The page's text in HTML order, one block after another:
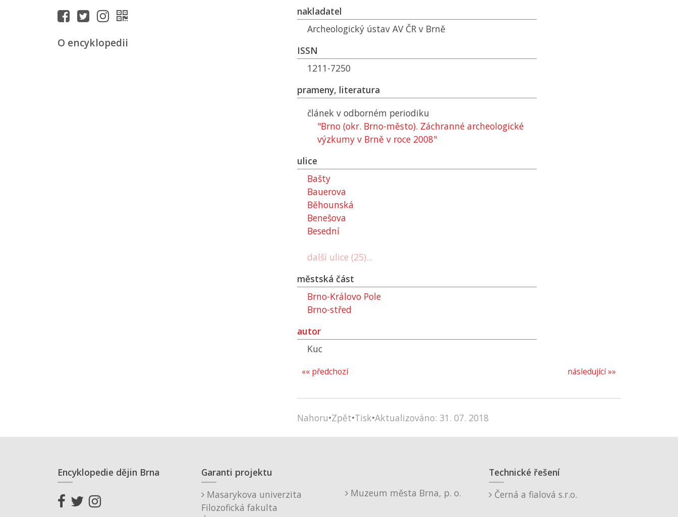
O encyklopedii
nakladatel
Archeologický ústav AV ČR v Brně
ISSN
1211-7250
prameny, literatura
článek v odborném periodiku
"Brno (okr. Brno-město). Záchranné archeologické
výzkumy v Brně v roce 2008"
ulice
Bašty
Bauerova
Běhounská
Benešova
Besední
další ulice (25)...
městská část
Brno-Královo Pole
Brno-střed
autor
Kuc
následující »»
«« předchozí
Nahoru•Zpět•Tisk•Aktualizováno: 31. 07. 2018
Encyklopedie dějin Brna
Garanti projektu
Masarykova univerzita
Filozofická fakulta
Muzeum města Brna, p. o.
Technické řešení
Černá a fialová s.r.o.